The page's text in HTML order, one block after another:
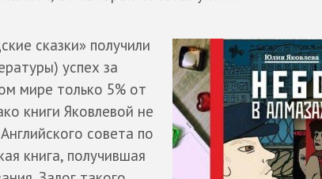
сказки» получили
успех за
мире только 5% от
книги Яковлевой не
совета по
книга, получившая